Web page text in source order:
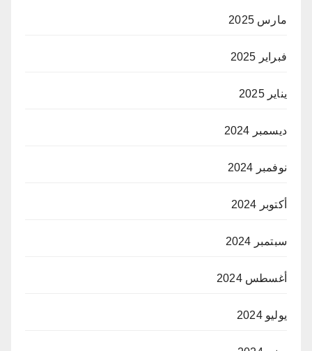
مارس 2025
فبراير 2025
يناير 2025
ديسمبر 2024
نوفمبر 2024
أكتوبر 2024
سبتمبر 2024
أغسطس 2024
يوليو 2024